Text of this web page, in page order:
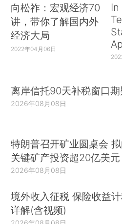
向松祚：宏观经济70
讲，带你了解国内外
经济大局
2022年04月06日
离岸信托90天补税窗口期
2026年08月08日
特朗普召开矿业圆桌会 拟
关键矿产投资超20亿美元
2026年08月08日
境外收入征税 保险收益
详解(含视频)